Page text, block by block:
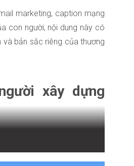
marketing, caption mạng
con người, nội dung này có
và bản sắc riêng của thương
xây dựng
quả hoạt động, đặc biệt